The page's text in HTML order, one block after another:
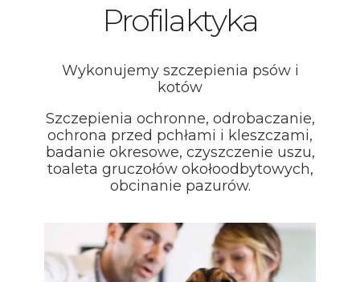
Profilaktyka
Wykonujemy szczepienia psów i
kotów
Szczepienia ochronne, odrobaczanie,
ochrona przed pchłami i kleszczami,
badanie okresowe, czyszczenie uszu,
toaleta gruczołów okołoodbytowych,
obcinanie pazurów.